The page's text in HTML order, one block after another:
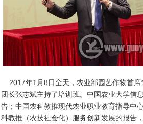
2017年1月8日全天，农业部园艺作物首席
团长张志斌主持了培训班。中国农业大学信
告；中国农科教推现代农业职业教育指导中
科教推（农技社会化）服务创新发展的报告